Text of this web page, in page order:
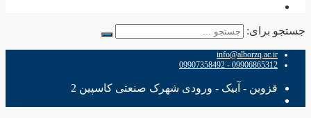
جستجو برای:
info@alborzq.ac.ir
09906865312 - 09907358492
قزوین - آبیک - ورودی شهرک صنعتی کاسپین 2